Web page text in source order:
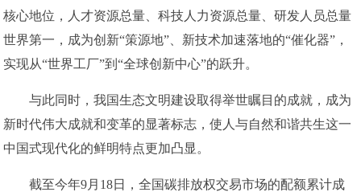
核心地位，人才资源总量、科技人力资源总量、研发人员总量
世界第一，成为创新“策源地”、新技术加速落地的“催化器”，
实现从“世界工厂”到“全球创新中心”的跃升。
与此同时，我国生态文明建设取得举世瞩目的成就，成为
新时代伟大成就和变革的显著标志，使人与自然和谐共生这一
中国式现代化的鲜明特点更加凸显。
截至今年9月18日，全国碳排放权交易市场的配额累计成